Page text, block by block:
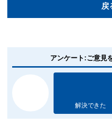
戻
アンケート:ご意見
解決できた